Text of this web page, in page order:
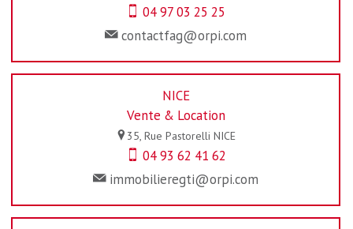
04 97 03 25 25
contactfag@orpi.com
NICE
Vente & Location
35, Rue Pastorelli NICE
04 93 62 41 62
immobilieregti@orpi.com